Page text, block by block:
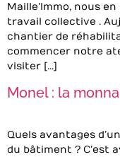
Maille’Immo, nous
travail collective .
chantier de
commencer notre
visiter […]
Monel : la
Quels avantages
du bâtiment ? C’est